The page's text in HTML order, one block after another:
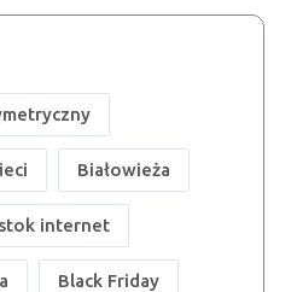
Białowieża
internet
Black Friday